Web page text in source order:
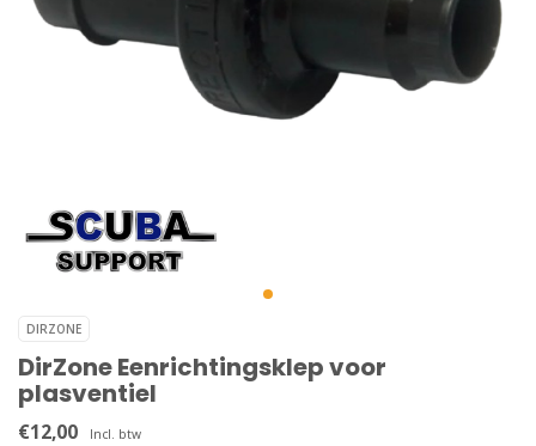
DIRZONE
DirZone Eenrichtingsklep voor
plasventiel
€12,00 Incl. btw